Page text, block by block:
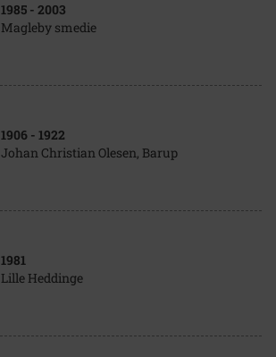
1985 - 2003
Magleby smedie
1906 - 1922
Johan Christian Olesen, Barup
1981
Lille Heddinge